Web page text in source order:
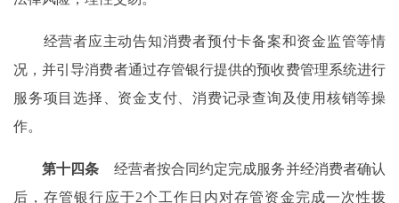
经营者应主动告知消费者预付卡备案和资金监管等情
况，并引导消费者通过存管银行提供的预收费管理系统进行
服务项目选择、资金支付、消费记录查询及使用核销等操
作。
第十四条 经营者按合同约定完成服务并经消费者确认
后，存管银行应于2个工作日内对存管资金完成一次性拨